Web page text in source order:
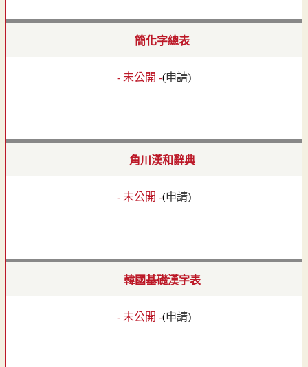
簡化字總表
- 未公開 -(申請)
角川漢和辭典
- 未公開 -(申請)
韓國基礎漢字表
- 未公開 -(申請)